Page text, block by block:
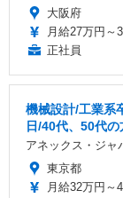
大阪府
月給27万円～
正社員
機械設計/工業系
日/40代、50代
アネックス・ジャ
東京都
月給32万円～